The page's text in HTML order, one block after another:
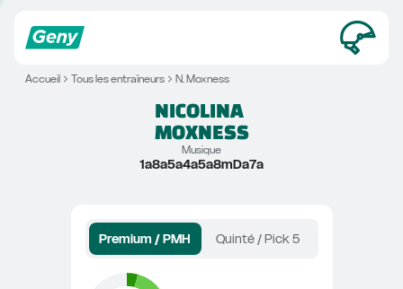
Accueil Tous les entraîneurs N. Moxness
NICOLINA
MOXNESS
Musique
1a8a5a4a5a8mDa7a
Premium / PMH Quinté / Pick 5